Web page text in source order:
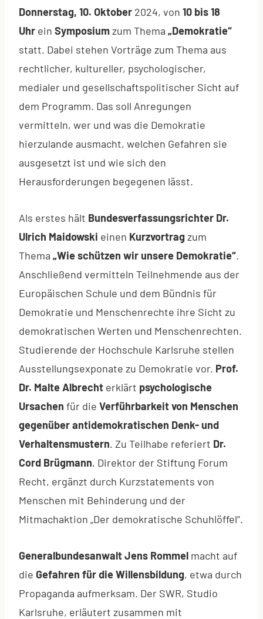
Donnerstag, 10. Oktober 2024, von 10 bis 18
Uhr ein Symposiumzum Thema „Demokratie“
statt. Dabei stehen Vorträge zum Thema aus
rechtlicher, kultureller, psychologischer,
medialer und gesellschaftspolitischer Sicht auf
dem Programm. Das soll Anregungen
vermitteln, wer und was die Demokratie
hierzulande ausmacht, welchen Gefahren sie
ausgesetzt ist und wie sich den
Herausforderungen begegenen lässt.
Als erstes hält Bundesverfassungsrichter Dr.
Ulrich Maidowski einen Kurzvortragzum
Thema „Wie schützen wir unsere Demokratie“.
Anschließend vermitteln Teilnehmende aus der
Europäischen Schule und dem Bündnis für
Demokratie und Menschenrechte ihre Sicht zu
demokratischen Werten und Menschenrechten.
Studierende der Hochschule Karlsruhe stellen
Ausstellungsexponate zu Demokratie vor. Prof.
Dr. Malte Albrecht erklärt psychologische
Ursachen für die Verführbarkeit von Menschen
gegenüber antidemokratischen Denk- und
Verhaltensmustern. Zu Teilhabe referiert Dr.
Cord Brügmann, Direktor der Stiftung Forum
Recht, ergänzt durch Kurzstatements von
Menschen mit Behinderung und der
Mitmachaktion „Der demokratische Schuhlöffel“.
Generalbundesanwalt Jens Rommel macht auf
die Gefahren für die Willensbildung, etwa durch
Propaganda aufmerksam. Der SWR, Studio
Karlsruhe, erläutert zusammen mit